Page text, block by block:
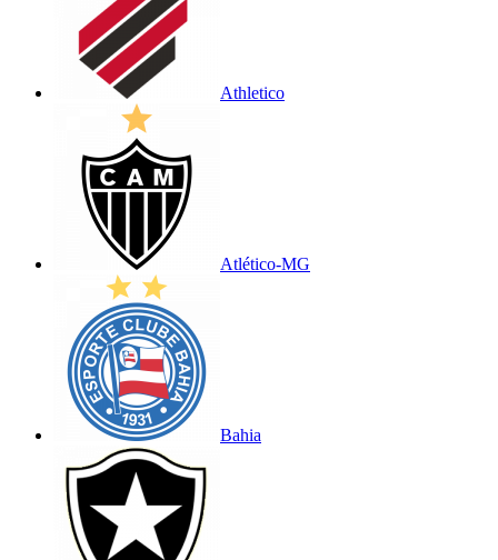
Athletico
Atlético-MG
Bahia